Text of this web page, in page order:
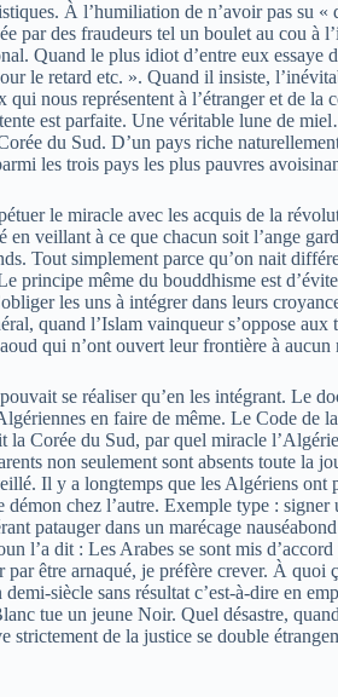
À l’humiliation de n’avoir pas su
par des fraudeurs tel un boulet au cou à
Quand le plus idiot d’entre eux
le retard etc. ». Quand il insiste,
nous représentent à l’étranger et de
est parfaite. Une véritable lune de
du Sud. D’un pays riche
les trois pays les plus pauvres
le miracle avec les acquis de la
veillant à ce que chacun soit l’ange
Tout simplement parce qu’on nait
principe même du bouddhisme est
les uns à intégrer dans leurs
quand l’Islam vainqueur s’oppose
qui n’ont ouvert leur frontière à
se réaliser qu’en les intégrant. Le
en faire de même. Le Code de
la Corée du Sud, par quel miracle
non seulement sont absents toute
Il y a longtemps que les Algériens
chez l’autre. Exemple type :
patauger dans un marécage
l’a dit : Les Arabes se sont mis
par être arnaqué, je préfère crever. À
siècle sans résultat c’est-à-dire en
tue un jeune Noir. Quel désastre,
strictement de la justice se double